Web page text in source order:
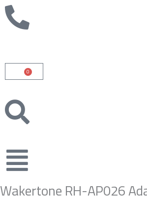
0
Cart
Wakertone RH-AP026